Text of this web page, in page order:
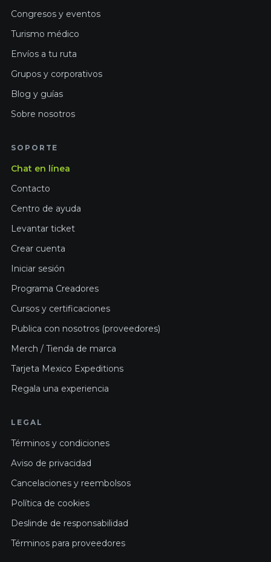
Congresos y eventos
Turismo médico
Envíos a tu ruta
Grupos y corporativos
Blog y guías
Sobre nosotros
SOPORTE
Chat en línea
Contacto
Centro de ayuda
Levantar ticket
Crear cuenta
Iniciar sesión
Programa Creadores
Cursos y certificaciones
Publica con nosotros (proveedores)
Merch / Tienda de marca
Tarjeta Mexico Expeditions
Regala una experiencia
LEGAL
Términos y condiciones
Aviso de privacidad
Cancelaciones y reembolsos
Política de cookies
Deslinde de responsabilidad
Términos para proveedores